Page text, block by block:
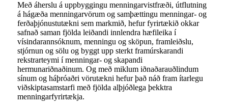
Með áherslu á uppbyggingu menningarvistfræði, útflutning
á hágæða menningarvörum og samþættingu menningar- og
ferðaþjónustutækni sem markmið, hefur fyrirtækið okkar
safnað saman fjölda leiðandi innlendra hæfileika í
vísindarannsóknum, menningu og sköpun, framleiðslu,
stjórnun og sölu og byggt upp sterkt framúrskarandi
rekstrarteymi í menningar- og skapandi
hermunariðnaðinum. Og með miklum iðnaðarauðlindum
sínum og háþróaðri vörutækni hefur það náð fram ítarlegu
viðskiptasamstarfi með fjölda alþjóðlega þekktra
menningarfyrirtækja.